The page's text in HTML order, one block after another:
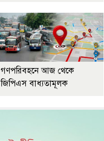
গণপরিবহনে আজ থেকে
জিপিএস বাধ্যতামূলক